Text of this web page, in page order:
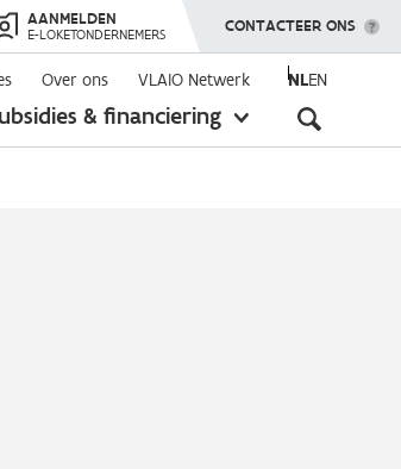
AANMELDEN
E-LOKETONDERNEMERS TOON MENU
CONTACTEER ONS
Over ons VLAIO Netwerk NLEN
& financiering
toon